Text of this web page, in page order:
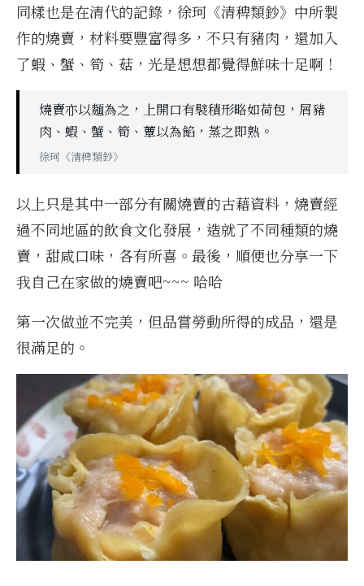
同樣也是在清代的記錄，徐珂《清稗類鈔》中所製
作的燒賣，材料要豐富得多，不只有豬肉，還加入
了蝦、蟹、筍、菇，光是想想都覺得鮮味十足啊！
燒賣亦以麵為之，上開口有襞積形略如荷包，屑豬
肉、蝦、蟹、筍、蕈以為餡，蒸之即熟。
徐珂《清稗類鈔》
以上只是其中一部分有關燒賣的古藉資料，燒賣經
過不同地區的飲食文化發展，造就了不同種類的燒
賣，甜咸口味，各有所喜。最後，順便也分享一下
我自己在家做的燒賣吧~~~ 哈哈
第一次做並不完美，但品嘗勞動所得的成品，還是
很滿足的。